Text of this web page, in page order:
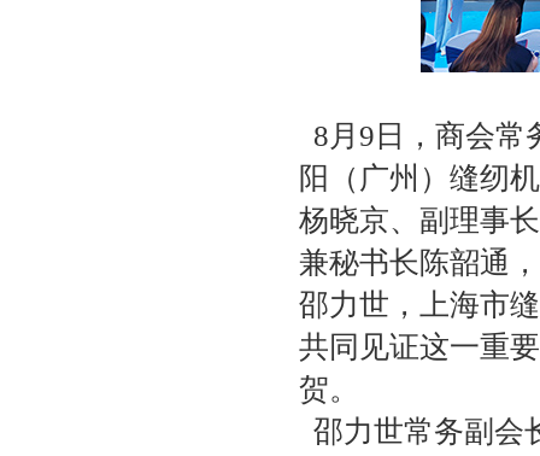
8月9日，商会常
阳（广州）缝纫
杨晓京、副理事
兼秘书长陈韶通
邵力世，上海市
共同见证这一重
贺。
邵力世常务副会